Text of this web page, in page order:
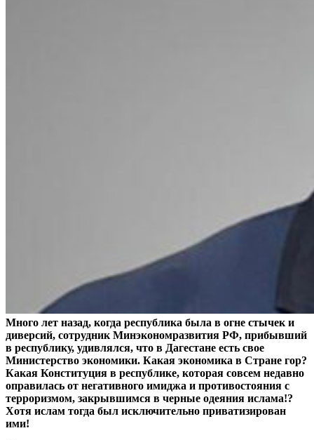
Много лет назад, когда республика была в огне стычек и
диверсий, сотрудник Минэкономразвития РФ, прибывший
в республику, удивлялся, что в Дагестане есть свое
Министерство экономики. Какая экономика в Стране гор?
Какая Конституция в республике, которая совсем недавно
оправилась от негативного имиджа и противостояния с
терроризмом, закрывшимся в черные одеяния ислама!?
Хотя ислам тогда был исключительно приватизирован
ими!